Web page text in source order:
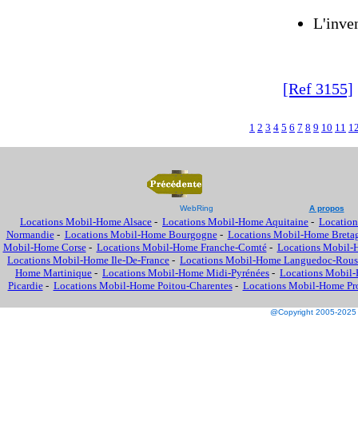
[Ref 3155]
1 2 3 4 5 6 7 8 9 10 11
WebRing A propos
Locations Mobil-Home Alsace - Locations Mobil-Home Aquitaine -
Normandie- Locations Mobil-Home Bourgogne- Locations Mobil-Home
Mobil-Home Corse- Locations Mobil-Home Franche-Comté- Locations Mobil-
Locations Mobil-Home Ile-De-France - Locations Mobil-Home Languedoc-
Home Martinique - Locations Mobil-Home Midi-Pyrénées - Locations Mobil-
Picardie- Locations Mobil-Home Poitou-Charentes- Locations Mobil-Home
@Copyright 2005-